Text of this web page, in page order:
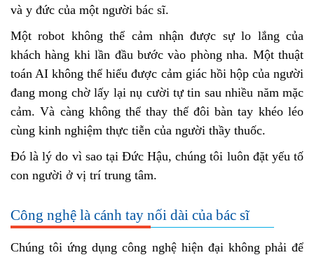
và y đức của một người bác sĩ.
Một robot không thể cảm nhận được sự lo lắng của
khách hàng khi lần đầu bước vào phòng nha. Một thuật
toán AI không thể hiểu được cảm giác hồi hộp của người
đang mong chờ lấy lại nụ cười tự tin sau nhiều năm mặc
cảm. Và càng không thể thay thế đôi bàn tay khéo léo
cùng kinh nghiệm thực tiễn của người thầy thuốc.
Đó là lý do vì sao tại Đức Hậu, chúng tôi luôn đặt yếu tố
con người ở vị trí trung tâm.
Công nghệ là cánh tay nối dài của bác sĩ
Chúng tôi ứng dụng công nghệ hiện đại không phải để